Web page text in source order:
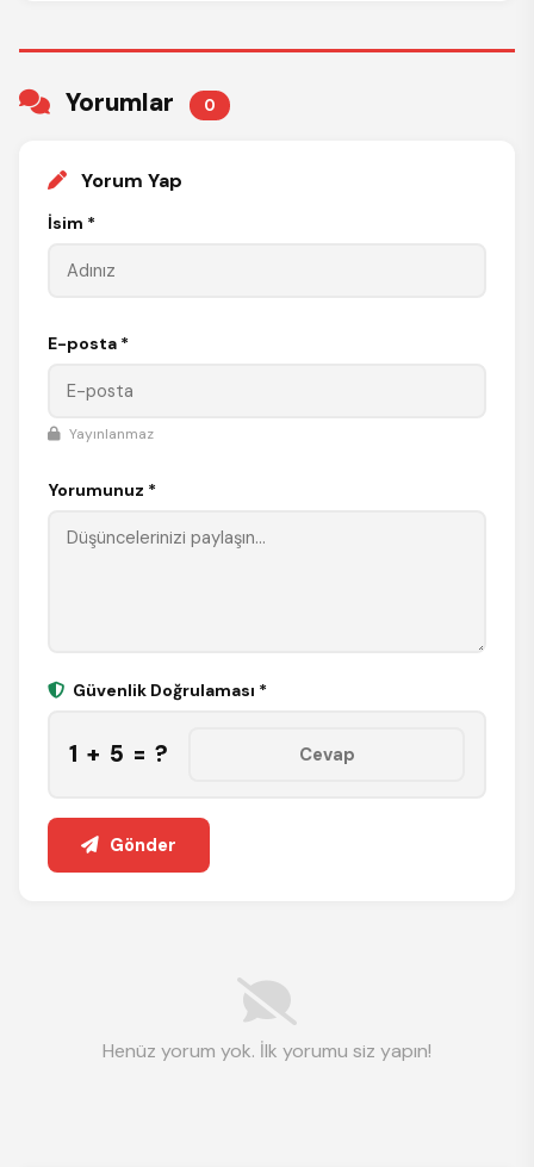
Yorumlar 0
Yorum Yap
İsim *
E-posta *
Yayınlanmaz
Yorumunuz *
Güvenlik Doğrulaması *
1 + 5 = ?
Gönder
Henüz yorum yok. İlk yorumu siz yapın!